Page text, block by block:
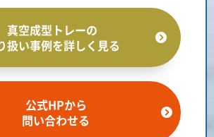
真空成型トレーの
扱い事例を詳しく見る
公式HPから
問い合わせる